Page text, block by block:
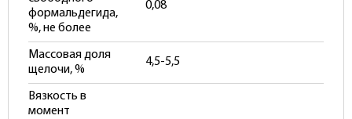
формальдегида,
%, не более
0,08
Массовая доля
щелочи, %
4,5-5,5
Вязкость в
момент